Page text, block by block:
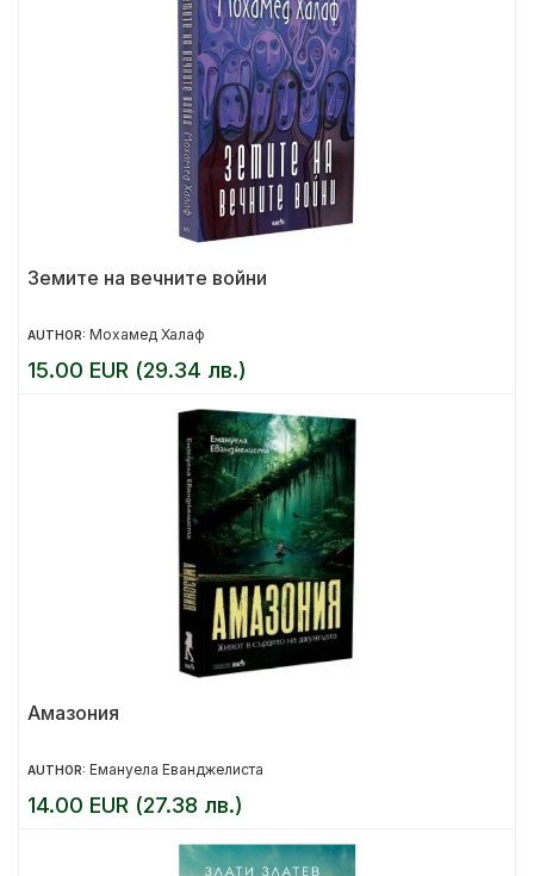
Земите на вечните войни
AUTHOR: Мохамед Халаф
15.00 EUR (29.34 лв.)
Амазония
AUTHOR: Емануела Еванджелиста
14.00 EUR (27.38 лв.)